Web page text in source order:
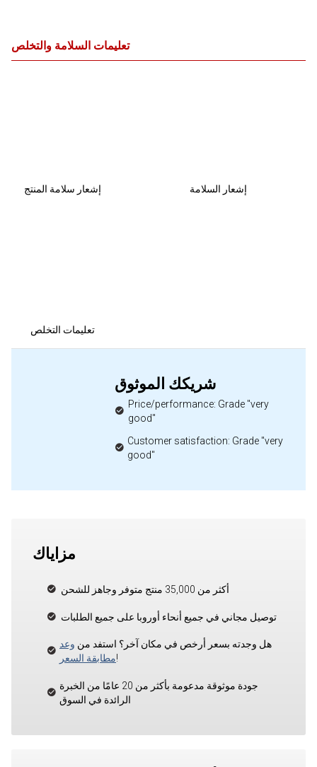
تعليمات السلامة والتخلص
إشعار سلامة المنتج إشعار السلامة
تعليمات التخلص
شريكك الموثوق
Price/performance: Grade "very
good"
Customer satisfaction: Grade "very
good"
مزاياك
أكثر من 35,000 منتج متوفر وجاهز للشحن
توصيل مجاني في جميع أنحاء أوروبا على جميع الطلبات
هل وجدته بسعر أرخص في مكان آخر؟ استفد من وعد
مطابقة السعر!
جودة موثوقة مدعومة بأكثر من 20 عامًا من الخبرة
الرائدة في السوق